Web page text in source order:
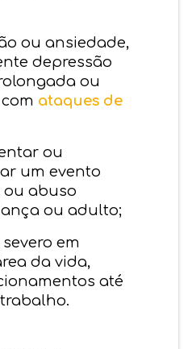
ou ansiedade,
depressão
ou
ataques de
ou
um evento
abuso
ou adulto;
em
da vida,
até